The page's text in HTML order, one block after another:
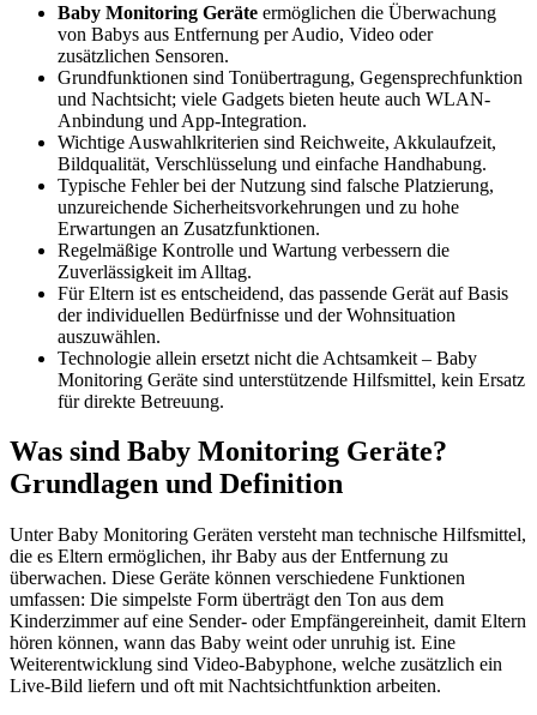
Baby Monitoring Geräte ermöglichen die Überwachung
von Babys aus Entfernung per Audio, Video oder
zusätzlichen Sensoren.
Grundfunktionen sind Tonübertragung, Gegensprechfunktion
und Nachtsicht; viele Gadgets bieten heute auch WLAN-
Anbindung und App-Integration.
Wichtige Auswahlkriterien sind Reichweite, Akkulaufzeit,
Bildqualität, Verschlüsselung und einfache Handhabung.
Typische Fehler bei der Nutzung sind falsche Platzierung,
unzureichende Sicherheitsvorkehrungen und zu hohe
Erwartungen an Zusatzfunktionen.
Regelmäßige Kontrolle und Wartung verbessern die
Zuverlässigkeit im Alltag.
Für Eltern ist es entscheidend, das passende Gerät auf Basis
der individuellen Bedürfnisse und der Wohnsituation
auszuwählen.
Technologie allein ersetzt nicht die Achtsamkeit – Baby
Monitoring Geräte sind unterstützende Hilfsmittel, kein Ersatz
für direkte Betreuung.
Was sind Baby Monitoring Geräte?
Grundlagen und Definition
Unter Baby Monitoring Geräten versteht man technische Hilfsmittel,
die es Eltern ermöglichen, ihr Baby aus der Entfernung zu
überwachen. Diese Geräte können verschiedene Funktionen
umfassen: Die simpelste Form überträgt den Ton aus dem
Kinderzimmer auf eine Sender- oder Empfängereinheit, damit Eltern
hören können, wann das Baby weint oder unruhig ist. Eine
Weiterentwicklung sind Video-Babyphone, welche zusätzlich ein
Live-Bild liefern und oft mit Nachtsichtfunktion arbeiten.